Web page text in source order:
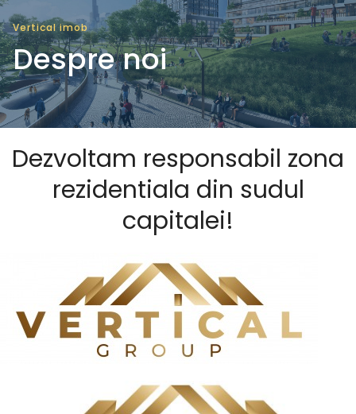
Vertical imob
Despre noi
Dezvoltam responsabil zona
rezidentiala din sudul
capitalei!